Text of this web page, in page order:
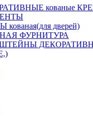
кованые
дверей)
ФУРНИТУРА